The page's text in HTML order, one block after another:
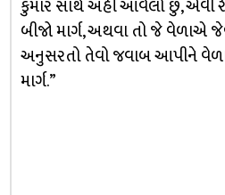
કુમાર સાથે અહીં આવેલો છું, એવી
બીજો માર્ગ, અથવા તો જે વેળાએ
અનુસરતો તેવો જવાબ આપીને વેળા
માર્ગ.”